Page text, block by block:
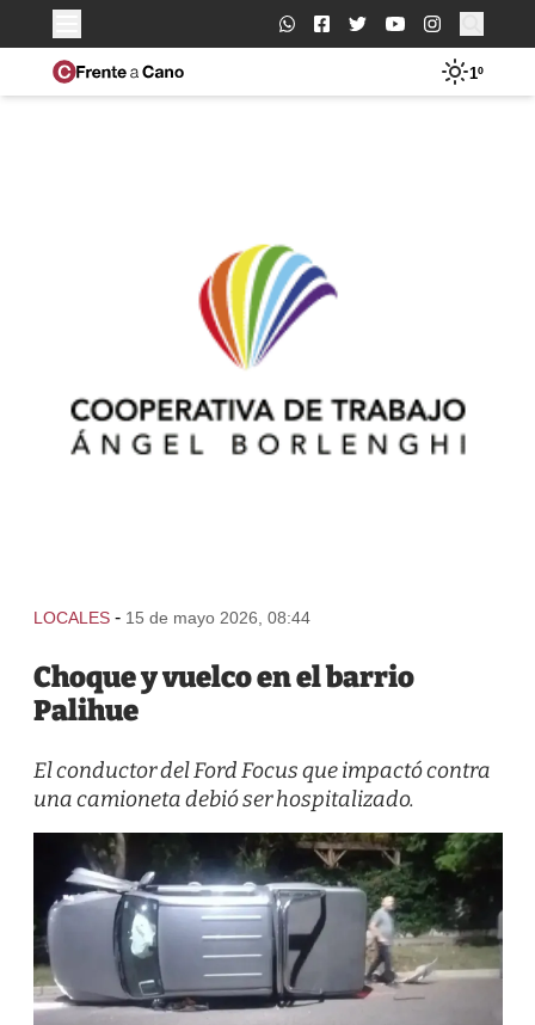
Buscar:
1º
LOCALES - 15 de mayo 2026, 08:44
Choque y vuelco en el barrio
Palihue
El conductor del Ford Focus que impactó contra
una camioneta debió ser hospitalizado.